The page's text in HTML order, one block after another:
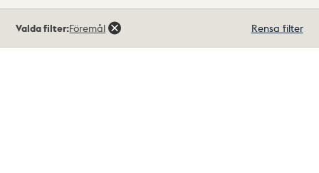
träffar
Valda filter:Föremål Rensa filter